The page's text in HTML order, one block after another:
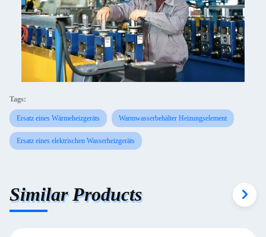
Tags:
Ersatz eines Wärmeheizgeräts Warmwasserbehälter Heizungselement
Ersatz eines elektrischen Wasserheizgeräts
Similar Products